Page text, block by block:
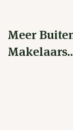
Meer